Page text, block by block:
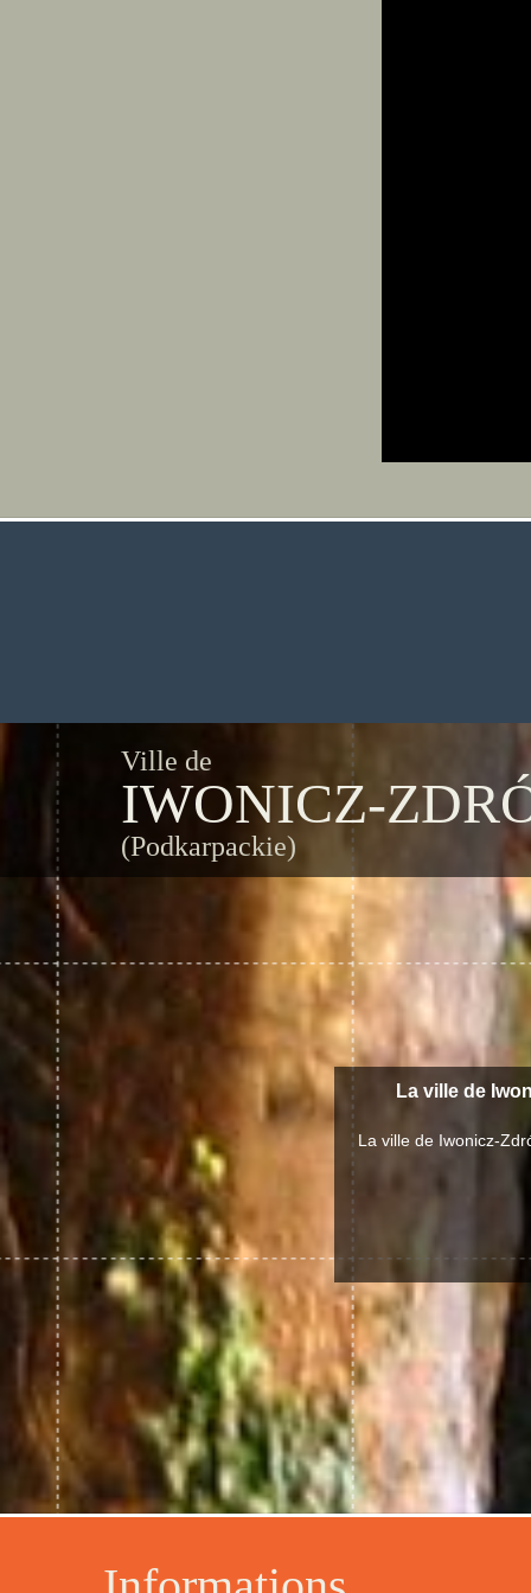
Ville de
IWONICZ-
(Podkarpackie)
La ville de
La ville de Iwonicz-